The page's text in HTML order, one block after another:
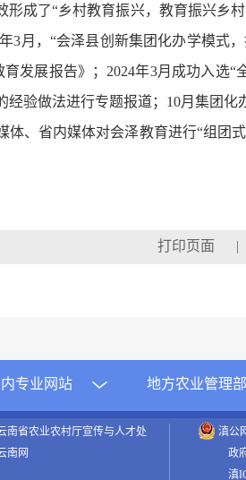
成了“乡村教育振兴，教育振兴乡
3月，“会泽县创新集团化办学模式
发展报告》；2024年3月成功入选“
验做法进行专题报道；10月集团
、省内媒体对会泽教育进行“组团
|
专业网站 地方农业管理
南省农业农村厅宣传与人才处
南网
滇公
政
滇